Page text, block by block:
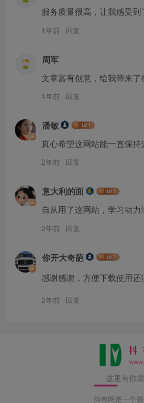
服务质量很高，让我感受到
1年前 回复
周军
文章富有创意，给我带来了
1年前 回复
潘敏
真心希望这网站能一直保持
2年前 回复
意大利的面
自从用了这网站，学习动力
2年前 回复
你开大奇葩
感谢感谢，方便下载使用还
2年前 回复
这里有你
抖有网是一个